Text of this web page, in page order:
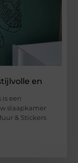
en
een
slaapkamer
& Stickers